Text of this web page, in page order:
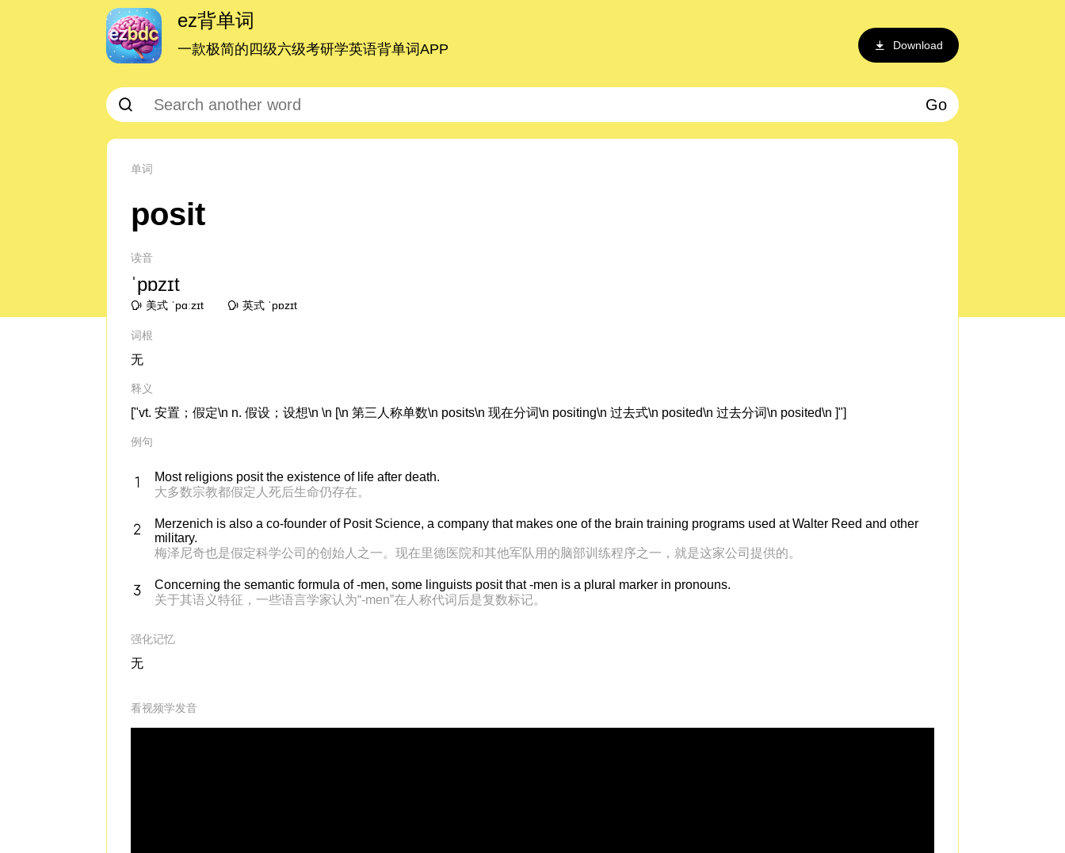
ez背单词
一款极简的四级六级考研学英语背单词APP Download
Go
单词
posit
读音
ˈpɒzɪt
美式 ˈpɑːzɪt 英式 ˈpɒzɪt
词根
无
释义
["vt. 安置；假定\n n. 假设；设想\n \n [\n 第三人称单数\n posits\n 现在分词\n positing\n 过去式\n posited\n 过去分词\n posited\n ]"]
例句
Most religions posit the existence of life after death.
大多数宗教都假定人死后生命仍存在。
Merzenich is also a co-founder of Posit Science, a company that makes one of the brain training programs used at Walter Reed and other
military.
梅泽尼奇也是假定科学公司的创始人之一。现在里德医院和其他军队用的脑部训练程序之一，就是这家公司提供的。
Concerning the semantic formula of -men, some linguists posit that -men is a plural marker in pronouns.
关于其语义特征，一些语言学家认为“-men”在人称代词后是复数标记。
强化记忆
无
看视频学发音